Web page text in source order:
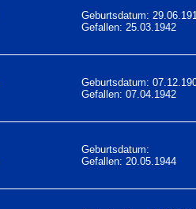
Geburtsdatum:
Gefallen: 25.03.1942
Geburtsdatum:
Gefallen: 07.04.1942
Geburtsdatum:
Gefallen: 20.05.1944